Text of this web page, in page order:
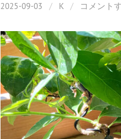
2025-09-03 / K / コメント